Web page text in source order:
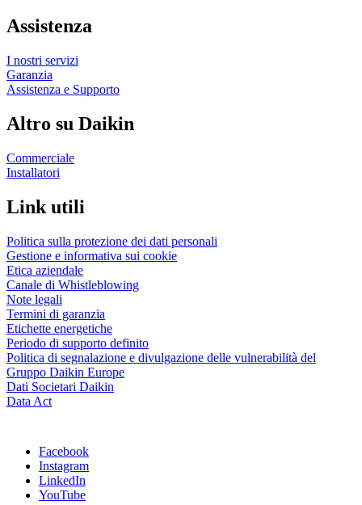
Assistenza
I nostri servizi
Garanzia
Assistenza e Supporto
Altro su Daikin
Commerciale
Installatori
Link utili
Politica sulla protezione dei dati personali
Gestione e informativa sui cookie
Etica aziendale
Canale di Whistleblowing
Note legali
Termini di garanzia
Etichette energetiche
Periodo di supporto definito
Politica di segnalazione e divulgazione delle vulnerabilità del
Gruppo Daikin Europe
Dati Societari Daikin
Data Act
Facebook
Instagram
LinkedIn
YouTube